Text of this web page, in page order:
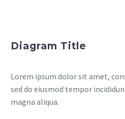
Diagram Title
Lorem ipsum dolor sit amet,
sed do eiusmod tempor
magna aliqua.